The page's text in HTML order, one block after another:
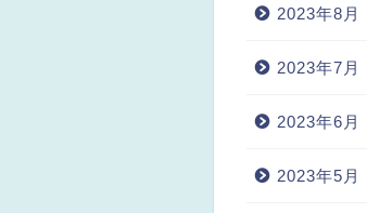
2023年8月
2023年7月
2023年6月
2023年5月